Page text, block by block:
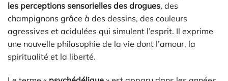
les perceptions sensorielles des drogues, des
champignons grâce à des dessins, des couleurs
agressives et acidulées qui simulent l’esprit. Il exprime
une nouvelle philosophie de la vie dont l’amour, la
spiritualité et la liberté.